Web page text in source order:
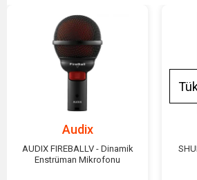
Audix
AUDIX FIREBALLV - Dinamik
Enstrüman Mikrofonu